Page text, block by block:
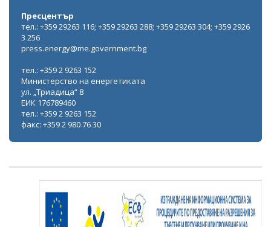
Пресцентър
тел.: +359 29263 116; +359 29263 288; +359 29263 304; +359 2926
3 256
press.energy@me.government.bg
тел.: +359 2 9263 152
Министерство на енергетиката
ул. „Триадица“ 8
ЕИК 176789460
тел.: +359 2 9263 152
факс: +359 2 980 76 30